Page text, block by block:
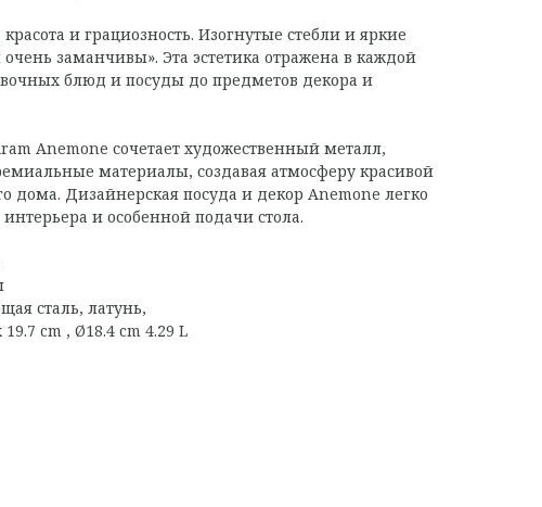
и грациозность. Изогнутые стебли и яркие
заманчивы». Эта эстетика отражена в каждой
блюд и посуды до предметов декора и
Anemone сочетает художественный металл,
материалы, создавая атмосферу красивой
дома. Дизайнерская посуда и декор Anemone легко
интерьера и особенной подачи стола.
сталь, латунь,
cm , Ø18.4 cm 4.29 L